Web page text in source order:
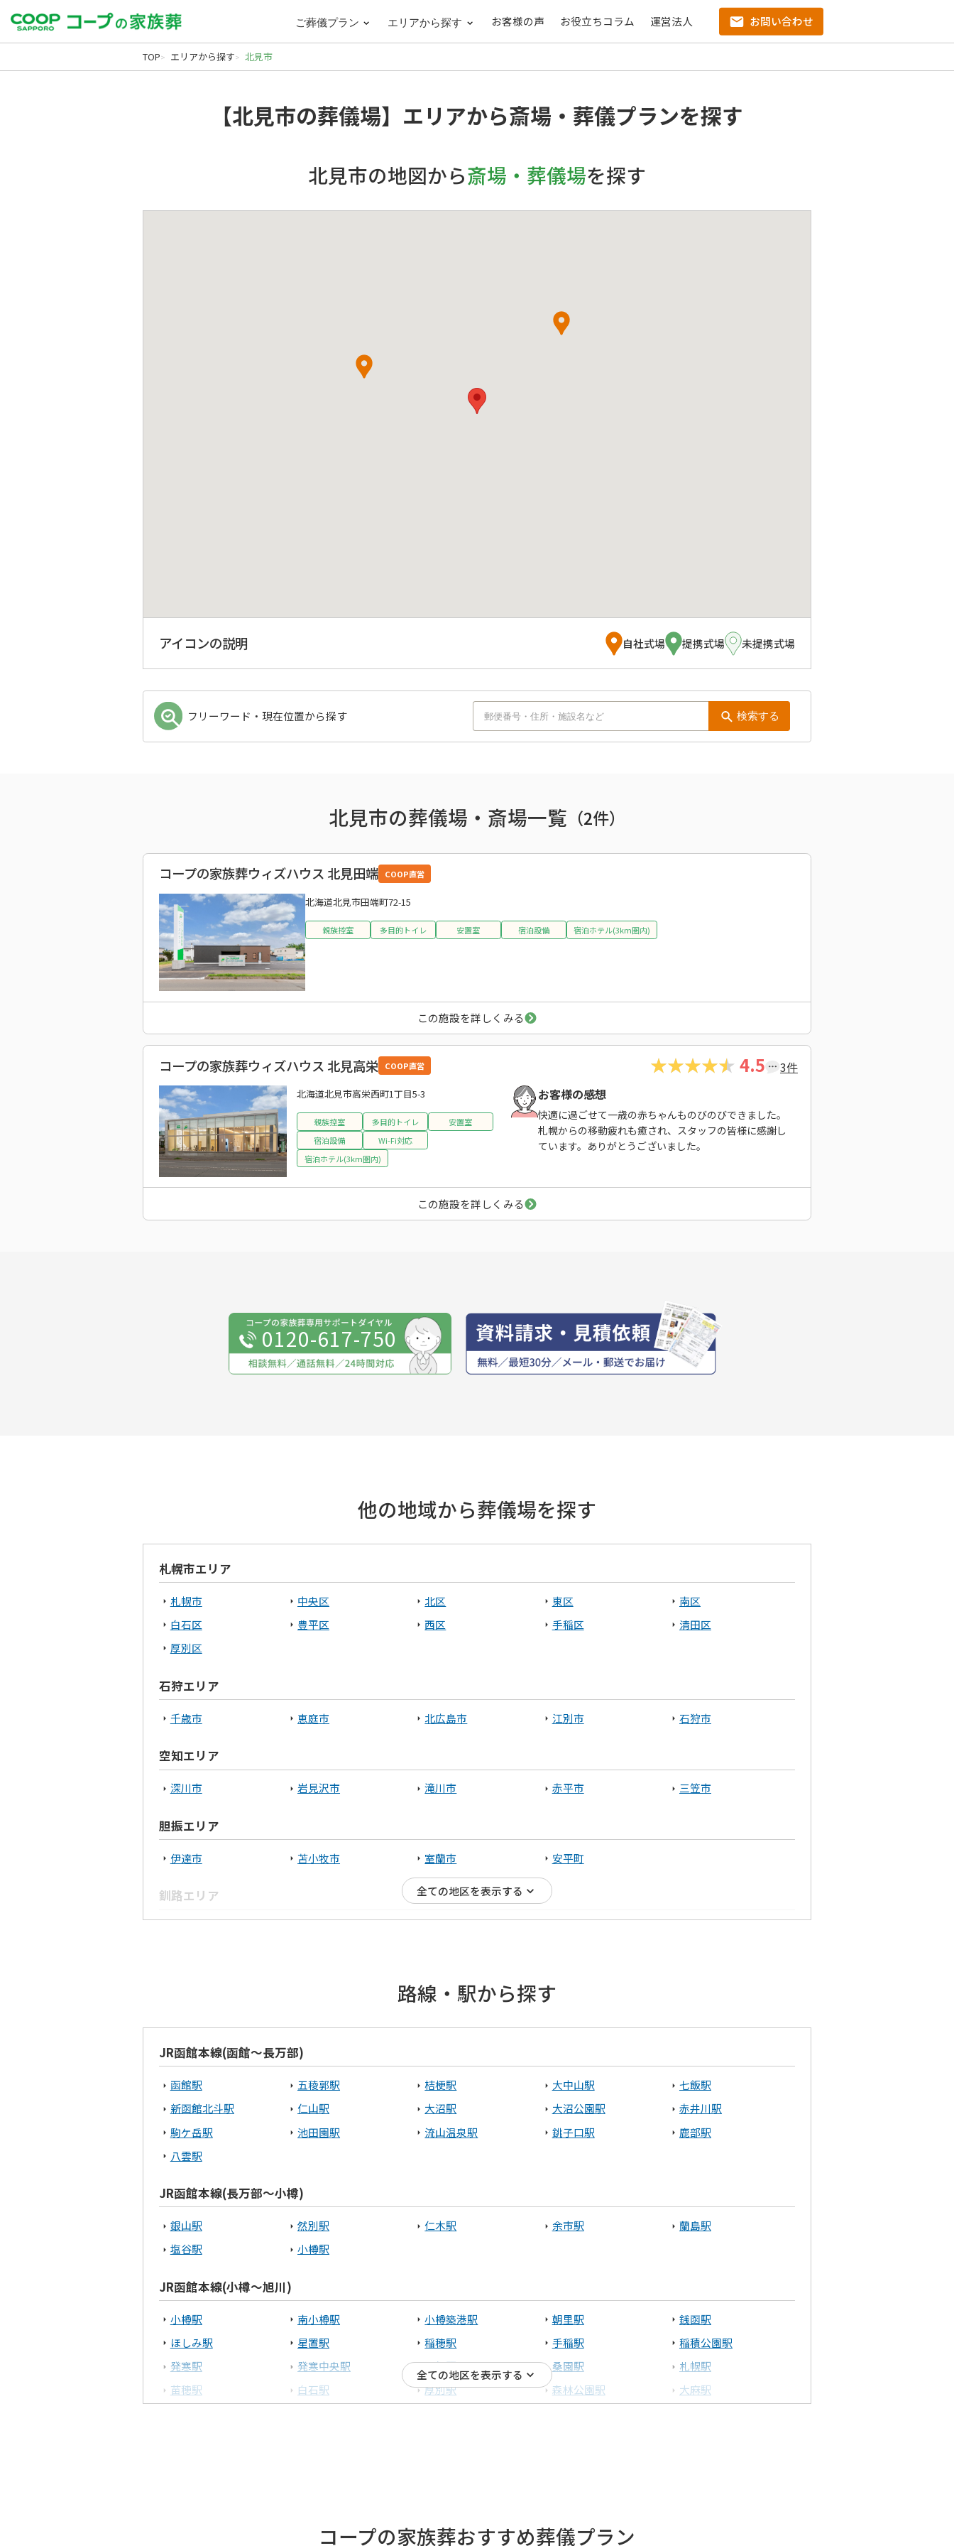
ご葬儀プラン エリアから探す お客様の声 お役立ちコラム 運営法人 お問い合わせ
TOP エリアから探す 北見市
【北見市の葬儀場】 エリアから斎場・葬儀プランを探す
北見市の地図から斎場・葬儀場を探す
アイコンの説明 自社式場 提携式場 未提携式場
フリーワード・現在位置から探す 検索する
北見市の葬儀場・斎場一覧 （2件）
コープの家族葬ウィズハウス 北見田端 COOP直営
北海道北見市田端町72-15
親族控室 多目的トイレ 安置室 宿泊設備 宿泊ホテル(3km圏内)
この施設を詳しくみる
4.5 3件
コープの家族葬ウィズハウス 北見高栄 COOP直営
北海道北見市高栄西町1丁目5-3
親族控室 多目的トイレ
安置室
宿泊設備
Wi-Fi対応
宿泊ホテル(3km圏内)
お客様の感想
快適に過ごせて一歳の赤ちゃんものびのびできました。
札幌からの移動疲れも癒され、スタッフの皆様に感謝し
ています。ありがとうございました。
この施設を詳しくみる
0120-617-750
他の地域から葬儀場を探す
札幌市エリア
札幌市 中央区 北区 東区
南区
白石区
豊平区 西区 手稲区
清田区
厚別区
石狩エリア
千歳市 恵庭市 北広島市 江別市 石狩市
空知エリア
深川市 岩見沢市 滝川市 赤平市 三笠市
胆振エリア
伊達市 苫小牧市 室蘭市 安平町
釧路エリア
北斗市 函館市 木古内町 八雲町
宗谷エリア
稚内市
根室市 中標津町
十勝エリア
帯広市
上川エリア
旭川市
後志エリア
全ての地区を表示する
路線・駅から探す
JR函館本線(函館～長万部)
函館駅 五稜郭駅 桔梗駅 大中山駅
七飯駅
新函館北斗駅
仁山駅 大沼駅 大沼公園駅
赤井川駅
駒ケ岳駅
池田園駅 流山温泉駅 銚子口駅
鹿部駅
八雲駅
JR函館本線(長万部～小樽)
銀山駅 然別駅 仁木駅 余市駅
蘭島駅
塩谷駅
小樽駅
JR函館本線(小樽～旭川)
小樽駅 南小樽駅 小樽築港駅 朝里駅
銭函駅
ほしみ駅
星置駅 稲穂駅 手稲駅
稲積公園駅
発寒駅
発寒中央駅 琴似駅 桑園駅
札幌駅
苗穂駅
白石駅 厚別駅 森林公園駅
大麻駅
鷲別駅 幌別駅 糸井駅
全ての地区を表示する
コープの家族葬おすすめ葬儀プラン